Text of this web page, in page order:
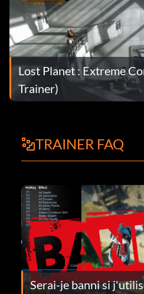
Lost Planet : Extreme
Trainer)
TRAINER FAQ
Serai-je banni si